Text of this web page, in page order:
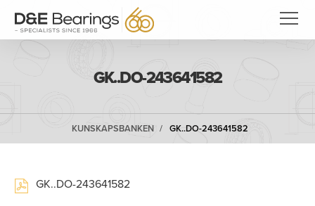
GK..DO-243641582
KUNSKAPSBANKEN GK..DO-243641582
GK..DO-243641582